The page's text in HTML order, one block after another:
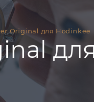
Original для Hodinkee